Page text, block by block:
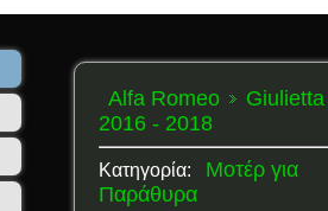
Alfa Romeo
Giulietta
2016 - 2018
Κατηγορία:
Μοτέρ για
Παράθυρα